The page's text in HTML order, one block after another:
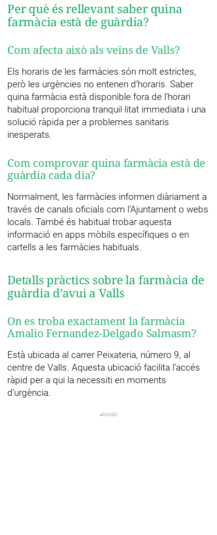
Per què és rellevant saber quina
farmàcia està de guàrdia?
Com afecta això als veïns de Valls?
Els horaris de les farmàcies són molt estrictes,
però les urgències no entenen d’horaris. Saber
quina farmàcia està disponible fora de l’horari
habitual proporciona tranquil·litat immediata i una
solució ràpida per a problemes sanitaris
inesperats.
Com comprovar quina farmàcia està de
guàrdia cada dia?
Normalment, les farmàcies informen diàriament a
través de canals oficials com l’Ajuntament o webs
locals. També és habitual trobar aquesta
informació en apps mòbils específiques o en
cartells a les farmàcies habituals.
Detalls pràctics sobre la farmàcia de
guàrdia d’avui a Valls
On es troba exactament la farmàcia
Amalio Fernandez-Delgado Salmasm?
Està ubicada al carrer Peixateria, número 9, al
centre de Valls. Aquesta ubicació facilita l’accés
ràpid per a qui la necessiti en moments
d’urgència.